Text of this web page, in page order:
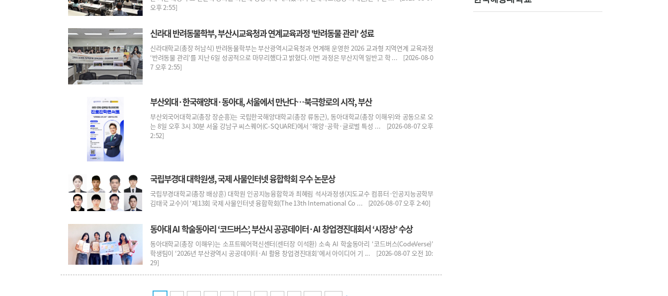
오후 2:55]
신라대 반려동물학부, 부산시교육청과 연계교육과정 '반려동물 관리' 성료
신라대학교(총장 허남식) 반려동물학부는 부산광역시교육청과 연계해 운영한 2026 교과형 지역연계 교육과정
‘반려동물 관리’를 지난 6일 성공적으로 마무리했다고 밝혔다.이번 과정은 부산지역 일반고 학 ... [2026-08-0
7 오후 2:55]
부산외대·한국해양대·동아대, 서울에서 만난다…북극항로의 시작, 부산
부산외국어대학교(총장 장순흥)는 국립한국해양대학교(총장 류동근), 동아대학교(총장 이해우)와 공동으로 오
는 8일 오후 3시 30분 서울 강남구 씨스퀘어(C-SQUARE)에서 ‘해양·공학·글로벌 특성 ... [2026-08-07 오후
2:52]
국립부경대 대학원생, 국제 사물인터넷 융합학회 우수 논문상
국립부경대학교(총장 배상훈) 대학원 인공지능융합학과 최혜림 석사과정생(지도교수 컴퓨터·인공지능공학부
김태국 교수)이 ‘제13회 국제 사물인터넷 융합학회(The 13th International Co ... [2026-08-07 오후 2:40]
동아대 AI 학술동아리 ‘코드버스’, 부산시 공공데이터·AI 창업경진대회서 ‘시장상’ 수상
동아대학교(총장 이해우)는 소프트웨어혁신센터(센터장 이석환) 소속 AI 학술동아리 ‘코드버스(CodeVerse)’
학생팀이 ‘2026년 부산광역시 공공데이터·AI 활용 창업경진대회’에서 아이디어 기 ... [2026-08-07 오전 10:
29]